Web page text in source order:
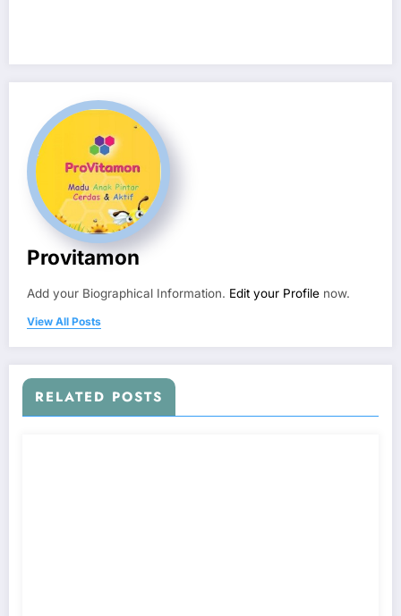
Provitamon
Add your Biographical Information. Edit your Profile now.
View All Posts
RELATED POSTS